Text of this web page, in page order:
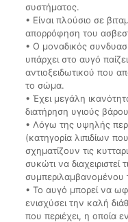
συστήματος.
• Είναι πλούσιο σε
απορρόφηση του
• Ο μοναδικός
υπάρχει στο αυγό
αντιοξειδωτικού που
το σώμα.
• Έχει μεγάλη
διατήρηση υγιούς
• Λόγω της υψηλής
(κατηγορία λιπιδίων
σχηματίζουν τις
συκώτι να διαχειριστεί
συμπεριλαμβανομένου
• Το αυγό μπορεί να
ενισχύσει την καλή
που περιέχει, η οποία